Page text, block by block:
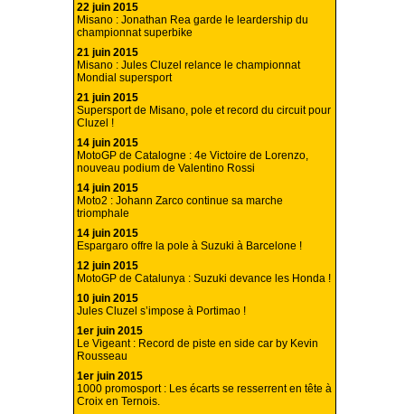
22 juin 2015
Misano : Jonathan Rea garde le leardership du
championnat superbike
21 juin 2015
Misano : Jules Cluzel relance le championnat
Mondial supersport
21 juin 2015
Supersport de Misano, pole et record du circuit pour
Cluzel !
14 juin 2015
MotoGP de Catalogne : 4e Victoire de Lorenzo,
nouveau podium de Valentino Rossi
14 juin 2015
Moto2 : Johann Zarco continue sa marche
triomphale
14 juin 2015
Espargaro offre la pole à Suzuki à Barcelone !
12 juin 2015
MotoGP de Catalunya : Suzuki devance les Honda !
10 juin 2015
Jules Cluzel s’impose à Portimao !
1er juin 2015
Le Vigeant : Record de piste en side car by Kevin
Rousseau
1er juin 2015
1000 promosport : Les écarts se resserrent en tête à
Croix en Ternois.